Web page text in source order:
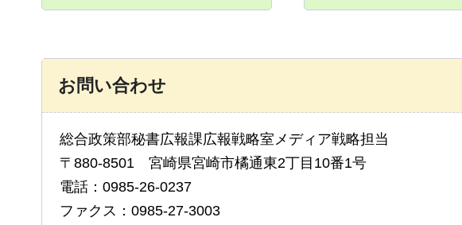
お問い合わせ
総合政策部秘書広報課広報戦略室メディア戦略担当
〒880-8501 宮崎県宮崎市橘通東2丁目10番1号
電話：0985-26-0237
ファクス：0985-27-3003